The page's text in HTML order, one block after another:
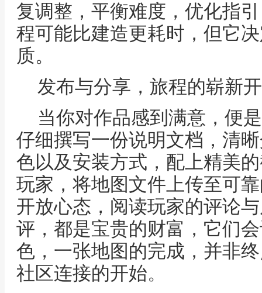
复调整，平衡难度，优化指
程可能比建造更耗时，但它
质。
发布与分享，旅程的崭新
当你对作品感到满意，便
仔细撰写一份说明文档，清
色以及安装方式，配上精美
玩家，将地图文件上传至可
开放心态，阅读玩家的评论
评，都是宝贵的财富，它们
色，一张地图的完成，并非
社区连接的开始。